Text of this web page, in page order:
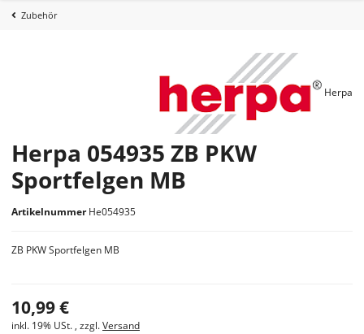
Zubehör
Herpa 054935 ZB PKW
Sportfelgen MB
Artikelnummer He054935
Herpa
ZB PKW Sportfelgen MB
10,99 €
inkl. 19% USt. , zzgl.Versand